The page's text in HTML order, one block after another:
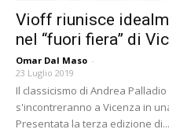
Vioff riunisce
nel “fuori fiera” di
Omar Dal Maso -
23 Luglio 2019
Il classicismo di Andrea
s'incontreranno a Vicenza in
Presentata la terza edizione di...